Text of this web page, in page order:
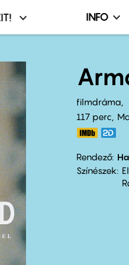
Infó,
INFO
filmdráma
117 perc,
Rendező
Színészek